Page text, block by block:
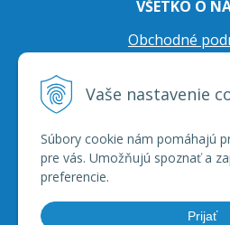
Vaše nastavenie
Súbory cookie nám pomáhajú
pre vás. Umožňujú spoznať a
preferencie.
Prijať
VŠETKO O
Obchodné
Prepravné